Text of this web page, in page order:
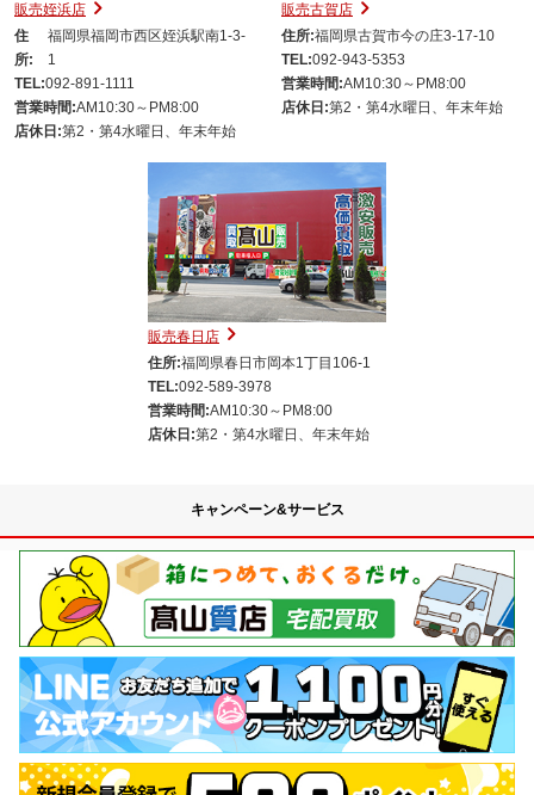
販売姪浜店
住
所:
福岡県福岡市西区姪浜駅南1-3-
1
TEL:092-891-1111
営業時間:AM10:30～PM8:00
店休日:第2・第4水曜日、年末年始
販売古賀店
住所:福岡県古賀市今の庄3-17-10
TEL:092-943-5353
営業時間:AM10:30～PM8:00
店休日:第2・第4水曜日、年末年始
販売春日店
住所:福岡県春日市岡本1丁目106-1
TEL:092-589-3978
営業時間:AM10:30～PM8:00
店休日:第2・第4水曜日、年末年始
キャンペーン&サービス